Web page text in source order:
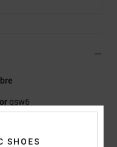
gsw6
SHOES